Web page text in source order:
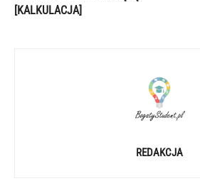
[KALKULACJA]
REDAKCJA